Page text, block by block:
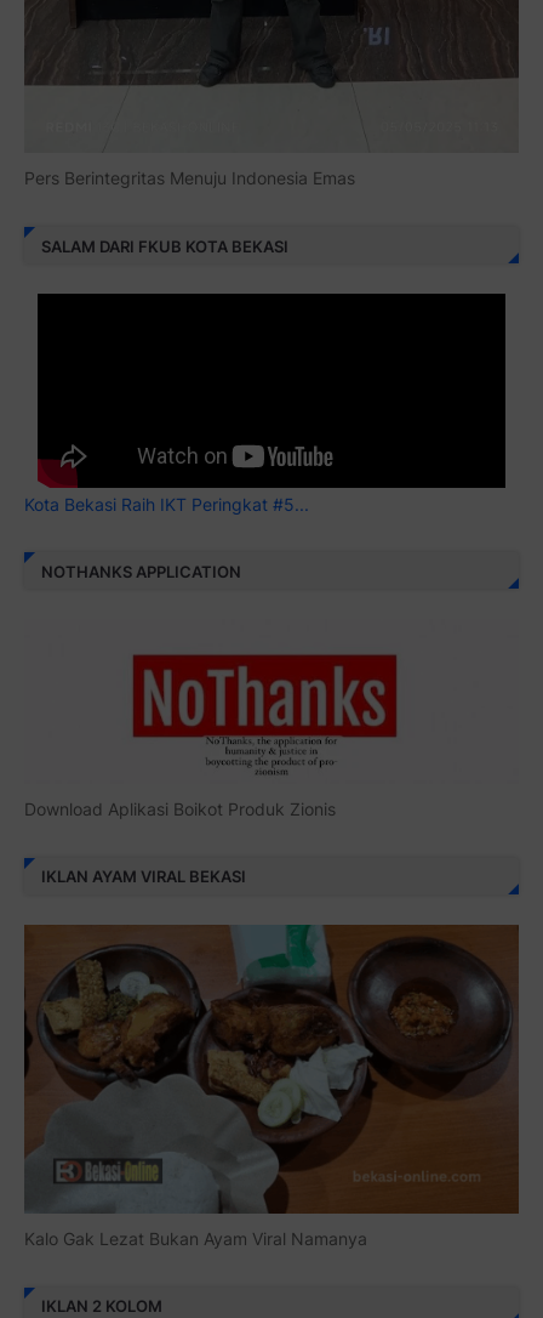
Pers Berintegritas Menuju Indonesia Emas
SALAM DARI FKUB KOTA BEKASI
Kota Bekasi Raih IKT Peringkat #5...
NOTHANKS APPLICATION
Download Aplikasi Boikot Produk Zionis
IKLAN AYAM VIRAL BEKASI
Kalo Gak Lezat Bukan Ayam Viral Namanya
IKLAN 2 KOLOM